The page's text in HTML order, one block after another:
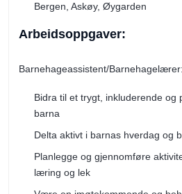
Bergen, Askøy, Øygarden
Arbeidsoppgaver:
Barnehageassistent/Barnehagelærer:
Bidra til et trygt, inkluderende
barna
Delta aktivt i barnas hverdag og
Planlegge og gjennomføre
læring og lek